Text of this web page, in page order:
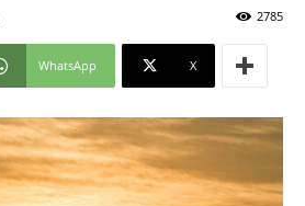
2785
WhatsApp X